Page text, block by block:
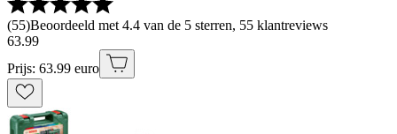
(55)Beoordeeld met 4.4 van de 5 sterren, 55 klantreviews
63.99
Prijs: 63.99 euro